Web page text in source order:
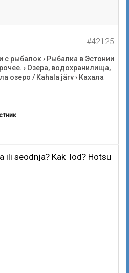
#42125
с рыбалок› Рыбалка в Эстонии
› Озера, водохранилища,
озеро / Kahala järv› Кахала
ili seodnja? Kak lod? Hotsu